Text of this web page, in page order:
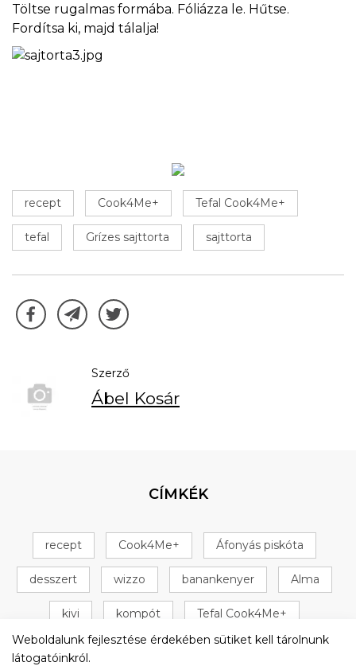
Töltse rugalmas formába. Fóliázza le. Hűtse.
Fordítsa ki, majd tálalja!
recept Cook4Me+ Tefal Cook4Me+
tefal Grízes sajttorta sajttorta
Szerző
Ábel Kosár
CÍMKÉK
recept Cook4Me+ Áfonyás piskóta
desszert wizzo banankenyer Alma
kivi kompót Tefal Cook4Me+
+ 16 következő
Weboldalunk fejlesztése érdekében sütiket kell tárolnunk
látogatóinkról.